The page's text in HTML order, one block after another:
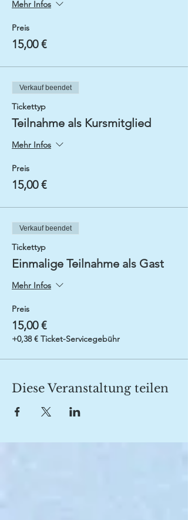
Mehr Infos
Preis
15,00 €
Verkauf beendet
Tickettyp
Teilnahme als Kursmitglied
Mehr Infos
Preis
15,00 €
Verkauf beendet
Tickettyp
Einmalige Teilnahme als Gast
Mehr Infos
Preis
15,00 €
+0,38 € Ticket-Servicegebühr
Diese Veranstaltung teilen